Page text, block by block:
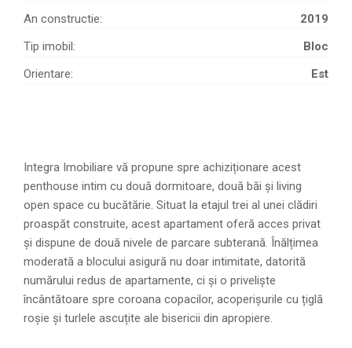
An constructie:
2019
Tip imobil:
Bloc
Orientare:
Est
Integra Imobiliare vă propune spre achiziționare acest
penthouse intim cu două dormitoare, două băi și living
open space cu bucătărie. Situat la etajul trei al unei clădiri
proaspăt construite, acest apartament oferă acces privat
și dispune de două nivele de parcare subterană. Înălțimea
moderată a blocului asigură nu doar intimitate, datorită
numărului redus de apartamente, ci și o priveliște
încântătoare spre coroana copacilor, acoperișurile cu țiglă
roșie și turlele ascuțite ale bisericii din apropiere.